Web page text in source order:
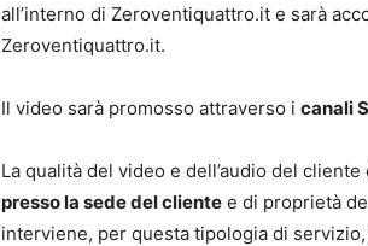
all’interno di Zeroventiquattro.it e sarà
Zeroventiquattro.it.
Il video sarà promosso attraverso i canali
La qualità del video e dell’audio del cliente
presso la sede del cliente e di proprietà
interviene, per questa tipologia di